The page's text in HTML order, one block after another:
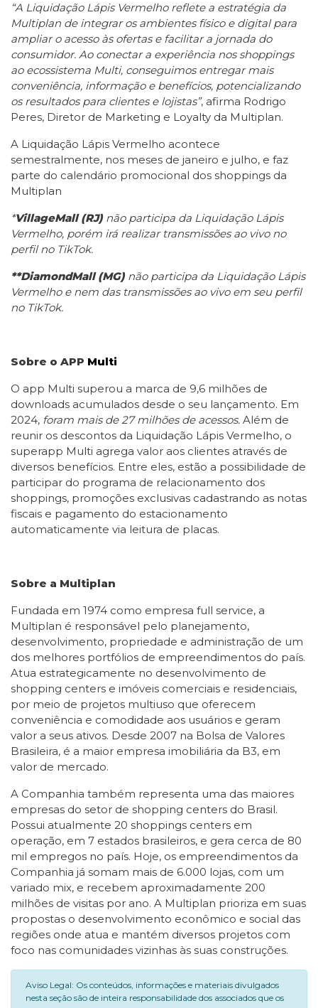
“A Liquidação Lápis Vermelho reflete a estratégia da
Multiplan de integrar os ambientes físico e digital para
ampliar o acesso às ofertas e facilitar a jornada do
consumidor. Ao conectar a experiência nos shoppings
ao ecossistema Multi, conseguimos entregar mais
conveniência, informação e benefícios, potencializando
os resultados para clientes e lojistas”, afirma Rodrigo
Peres, Diretor de Marketing e Loyalty da Multiplan.
A Liquidação Lápis Vermelho acontece
semestralmente, nos meses de janeiro e julho, e faz
parte do calendário promocional dos shoppings da
Multiplan
*VillageMall (RJ) não participa da Liquidação Lápis
Vermelho, porém irá realizar transmissões ao vivo no
perfil no TikTok.
**DiamondMall (MG) não participa da Liquidação Lápis
Vermelho e nem das transmissões ao vivo em seu perfil
no TikTok.
Sobre o APP Multi
O app Multi superou a marca de 9,6 milhões de
downloads acumulados desde o seu lançamento. Em
2024, foram mais de 27 milhões de acessos. Além de
reunir os descontos da Liquidação Lápis Vermelho, o
superapp Multi agrega valor aos clientes através de
diversos benefícios. Entre eles, estão a possibilidade de
participar do programa de relacionamento dos
shoppings, promoções exclusivas cadastrando as notas
fiscais e pagamento do estacionamento
automaticamente via leitura de placas.
Sobre a Multiplan
Fundada em 1974 como empresa full service, a
Multiplan é responsável pelo planejamento,
desenvolvimento, propriedade e administração de um
dos melhores portfólios de empreendimentos do país.
Atua estrategicamente no desenvolvimento de
shopping centers e imóveis comerciais e residenciais,
por meio de projetos multiuso que oferecem
conveniência e comodidade aos usuários e geram
valor a seus ativos. Desde 2007 na Bolsa de Valores
Brasileira, é a maior empresa imobiliária da B3, em
valor de mercado.
A Companhia também representa uma das maiores
empresas do setor de shopping centers do Brasil.
Possui atualmente 20 shoppings centers em
operação, em 7 estados brasileiros, e gera cerca de 80
mil empregos no país. Hoje, os empreendimentos da
Companhia já somam mais de 6.000 lojas, com um
variado mix, e recebem aproximadamente 200
milhões de visitas por ano. A Multiplan prioriza em suas
propostas o desenvolvimento econômico e social das
regiões onde atua e mantém diversos projetos com
foco nas comunidades vizinhas às suas construções.
Aviso Legal: Os conteúdos, informações e materiais divulgados
nesta seção são de inteira responsabilidade dos associados que os